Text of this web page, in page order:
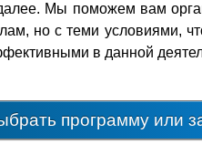
Мы поможем вам
но с теми условиями,
в данной
программу или